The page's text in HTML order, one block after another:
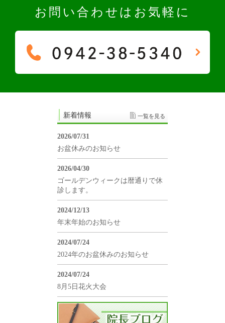
お問い合わせはお気軽に
新着情報 一覧を見る
2026/07/31
お盆休みのお知らせ
2026/04/30
ゴールデンウィークは暦通りで休
診します。
2024/12/13
年末年始のお知らせ
2024/07/24
2024年のお盆休みのお知らせ
2024/07/24
8月5日花火大会